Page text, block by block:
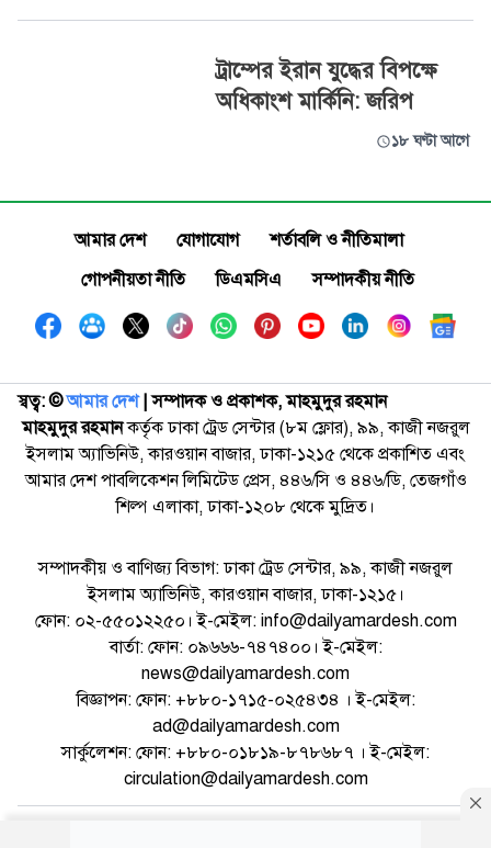
ট্রাম্পের ইরান যুদ্ধের বিপক্ষে
অধিকাংশ মার্কিনি: জরিপ
১৮ ঘণ্টা আগে
আমার দেশ যোগাযোগ
শর্তাবলি ও নীতিমালা
গোপনীয়তা নীতি
ডিএমসিএ সম্পাদকীয় নীতি
স্বত্ব: ©️আমার দেশ| সম্পাদক ও প্রকাশক, মাহমুদুর রহমান
মাহমুদুর রহমানকর্তৃক ঢাকা ট্রেড সেন্টার (৮ম ফ্লোর), ৯৯, কাজী নজরুল
ইসলাম অ্যাভিনিউ, কারওয়ান বাজার, ঢাকা-১২১৫ থেকে প্রকাশিত এবং
আমার দেশ পাবলিকেশন লিমিটেড প্রেস, ৪৪৬/সি ও ৪৪৬/ডি, তেজগাঁও
শিল্প এলাকা, ঢাকা-১২০৮ থেকে মুদ্রিত।
সম্পাদকীয় ও বাণিজ্য বিভাগ: ঢাকা ট্রেড সেন্টার, ৯৯, কাজী নজরুল
ইসলাম অ্যাভিনিউ, কারওয়ান বাজার, ঢাকা-১২১৫।
ফোন: ০২-৫৫০১২২৫০। ই-মেইল: info@dailyamardesh.com
বার্তা: ফোন: ০৯৬৬৬-৭৪৭৪০০। ই-মেইল:
news@dailyamardesh.com
বিজ্ঞাপন: ফোন: +৮৮০-১৭১৫-০২৫৪৩৪ । ই-মেইল:
ad@dailyamardesh.com
সার্কুলেশন: ফোন: +৮৮০-০১৮১৯-৮৭৮৬৮৭ । ই-মেইল:
circulation@dailyamardesh.com